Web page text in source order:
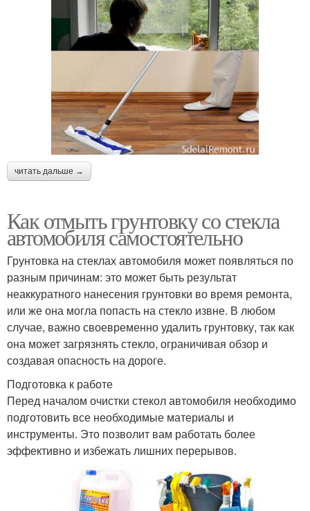
читать дальше →
Как отмыть грунтовку со стекла
автомобиля самостоятельно
Грунтовка на стеклах автомобиля может появляться по
разным причинам: это может быть результат
неаккуратного нанесения грунтовки во время ремонта,
или же она могла попасть на стекло извне. В любом
случае, важно своевременно удалить грунтовку, так как
она может загрязнять стекло, ограничивая обзор и
создавая опасность на дороге.
Подготовка к работе
Перед началом очистки стекол автомобиля необходимо
подготовить все необходимые материалы и
инструменты. Это позволит вам работать более
эффективно и избежать лишних перерывов.